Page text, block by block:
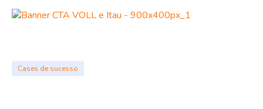
Cases de sucesso